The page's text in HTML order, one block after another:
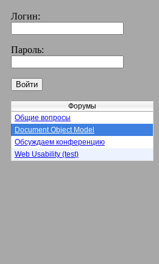
Логин:
Пароль:
Форумы
Общие вопросы
Document Object Model
Обсуждаем конференцию
Web Usability (test)